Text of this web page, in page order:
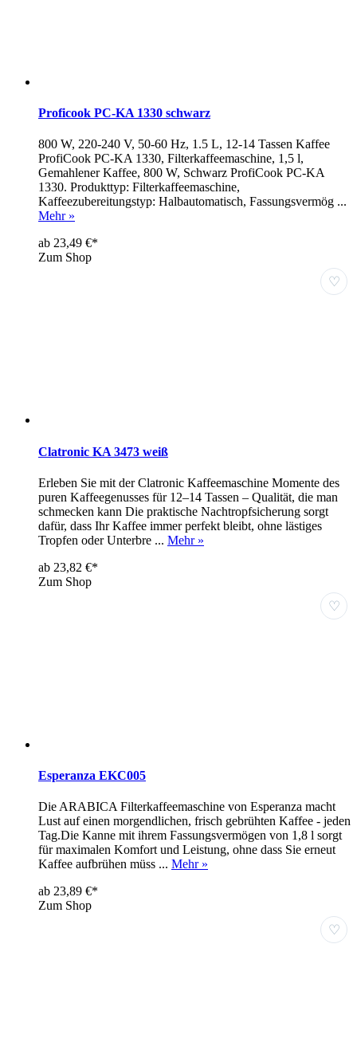
Proficook PC-KA 1330 schwarz
800 W, 220-240 V, 50-60 Hz, 1.5 L, 12-14 Tassen Kaffee
ProfiCook PC-KA 1330, Filterkaffeemaschine, 1,5 l,
Gemahlener Kaffee, 800 W, Schwarz ProfiCook PC-KA
1330. Produkttyp: Filterkaffeemaschine,
Kaffeezubereitungstyp: Halbautomatisch, Fassungsvermög ...
Mehr »
ab 23,49 €*
Zum Shop
♡
Clatronic KA 3473 weiß
Erleben Sie mit der Clatronic Kaffeemaschine Momente des
puren Kaffeegenusses für 12–14 Tassen – Qualität, die man
schmecken kann Die praktische Nachtropfsicherung sorgt
dafür, dass Ihr Kaffee immer perfekt bleibt, ohne lästiges
Tropfen oder Unterbre ... Mehr »
ab 23,82 €*
Zum Shop
♡
Esperanza EKC005
Die ARABICA Filterkaffeemaschine von Esperanza macht
Lust auf einen morgendlichen, frisch gebrühten Kaffee - jeden
Tag.Die Kanne mit ihrem Fassungsvermögen von 1,8 l sorgt
für maximalen Komfort und Leistung, ohne dass Sie erneut
Kaffee aufbrühen müss ... Mehr »
ab 23,89 €*
Zum Shop
♡